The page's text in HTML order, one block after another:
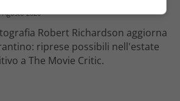
Agosto 2026
Robert Richardson aggiorna
riprese possibili nell'estate
a The Movie Critic.